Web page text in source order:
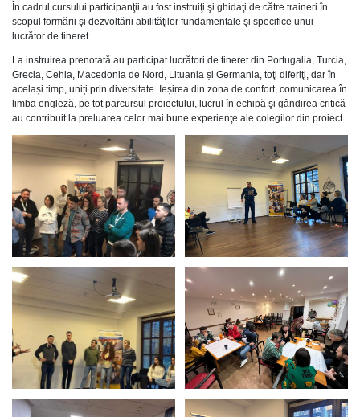
În cadrul cursului participanţii au fost instruiţi şi ghidaţi de către traineri în
scopul formării şi dezvoltării abilităţilor fundamentale şi specifice unui
lucrător de tineret.
La instruirea prenotată au participat lucrători de tineret din Portugalia, Turcia,
Grecia, Cehia, Macedonia de Nord, Lituania și Germania, toţi diferiţi, dar în
același timp, uniți prin diversitate. Ieșirea din zona de confort, comunicarea în
limba engleză, pe tot parcursul proiectului, lucrul în echipă şi gândirea critică
au contribuit la preluarea celor mai bune experienţe ale colegilor din proiect.